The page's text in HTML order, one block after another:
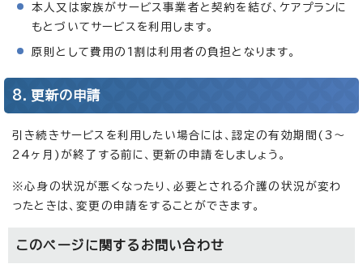
本人又は家族がサービス事業者と契約を結び、ケアプランに
もとづいてサービスを利用します。
原則として費用の1割は利用者の負担となります。
8．更新の申請
引き続きサービスを利用したい場合には、認定の有効期間(3～
24ヶ月)が終了する前に、更新の申請をしましょう。
※心身の状況が悪くなったり、必要とされる介護の状況が変わ
ったときは、変更の申請をすることができます。
このページに関する お問い合わせ